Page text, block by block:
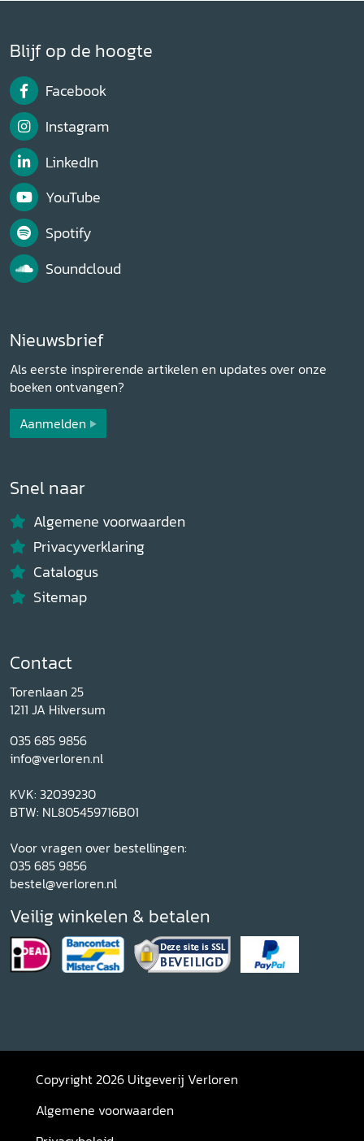
Blijf op de hoogte
Facebook
Instagram
LinkedIn
YouTube
Spotify
Soundcloud
Nieuwsbrief
Als eerste inspirerende artikelen en updates over onze
boeken ontvangen?
Aanmelden
Snel naar
Algemene voorwaarden
Privacyverklaring
Catalogus
Sitemap
Contact
Torenlaan 25
1211 JA Hilversum
035 685 9856
info@verloren.nl
KVK: 32039230
BTW: NL805459716B01
Voor vragen over bestellingen:
035 685 9856
bestel@verloren.nl
Veilig winkelen & betalen
Copyright 2026 Uitgeverij Verloren
Algemene voorwaarden